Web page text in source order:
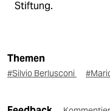
Stiftung.
Themen
#Silvio Berlusconi